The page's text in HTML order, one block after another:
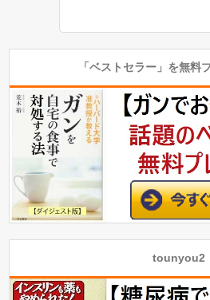
「ベストセラー」を無料
tounyou2